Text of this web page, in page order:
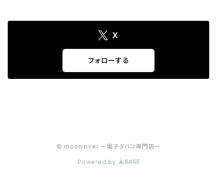
X
フォローする
© moon river ー電子タバコ専門店ー
Powered by